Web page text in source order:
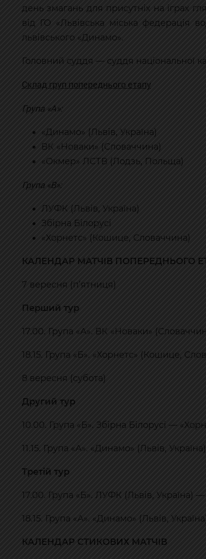
день змагань для присутніх на іграх
від ГО «Львівська міська федерація
львівського «Динамо».
Головний суддя — суддя національної
Склад груп попереднього етапу
Група «А»:
«Динамо» (Львів, Україна)
ВК «Новаки» (Словаччина)
«Окмер» ЛСТВ (Лодзь, Польща)
Група «В»:
ЛУФК (Львів, Україна)
Збірна Білорусі
«Хорнетс» (Кошице, Словаччина)
КАЛЕНДАР МАТЧІВ ПОПЕРЕДНЬОГО
7 вересня (п’ятниця)
Перший тур
17.00. Група «А». ВК «Новаки»
18.15. Група «Б». «Хорнетс» (Кошице,
8 вересня (субота)
Другий тур
10.00. Група «Б». Збірна Білорусі —
11.15. Група «А». «Динамо» (Львів,
Третій тур
17.00. Група «Б». ЛУФК (Львів, Україна) —
18.15. Група «А». «Динамо» (Львів,
КАЛЕНДАР СТИКОВИХ МАТЧІВ